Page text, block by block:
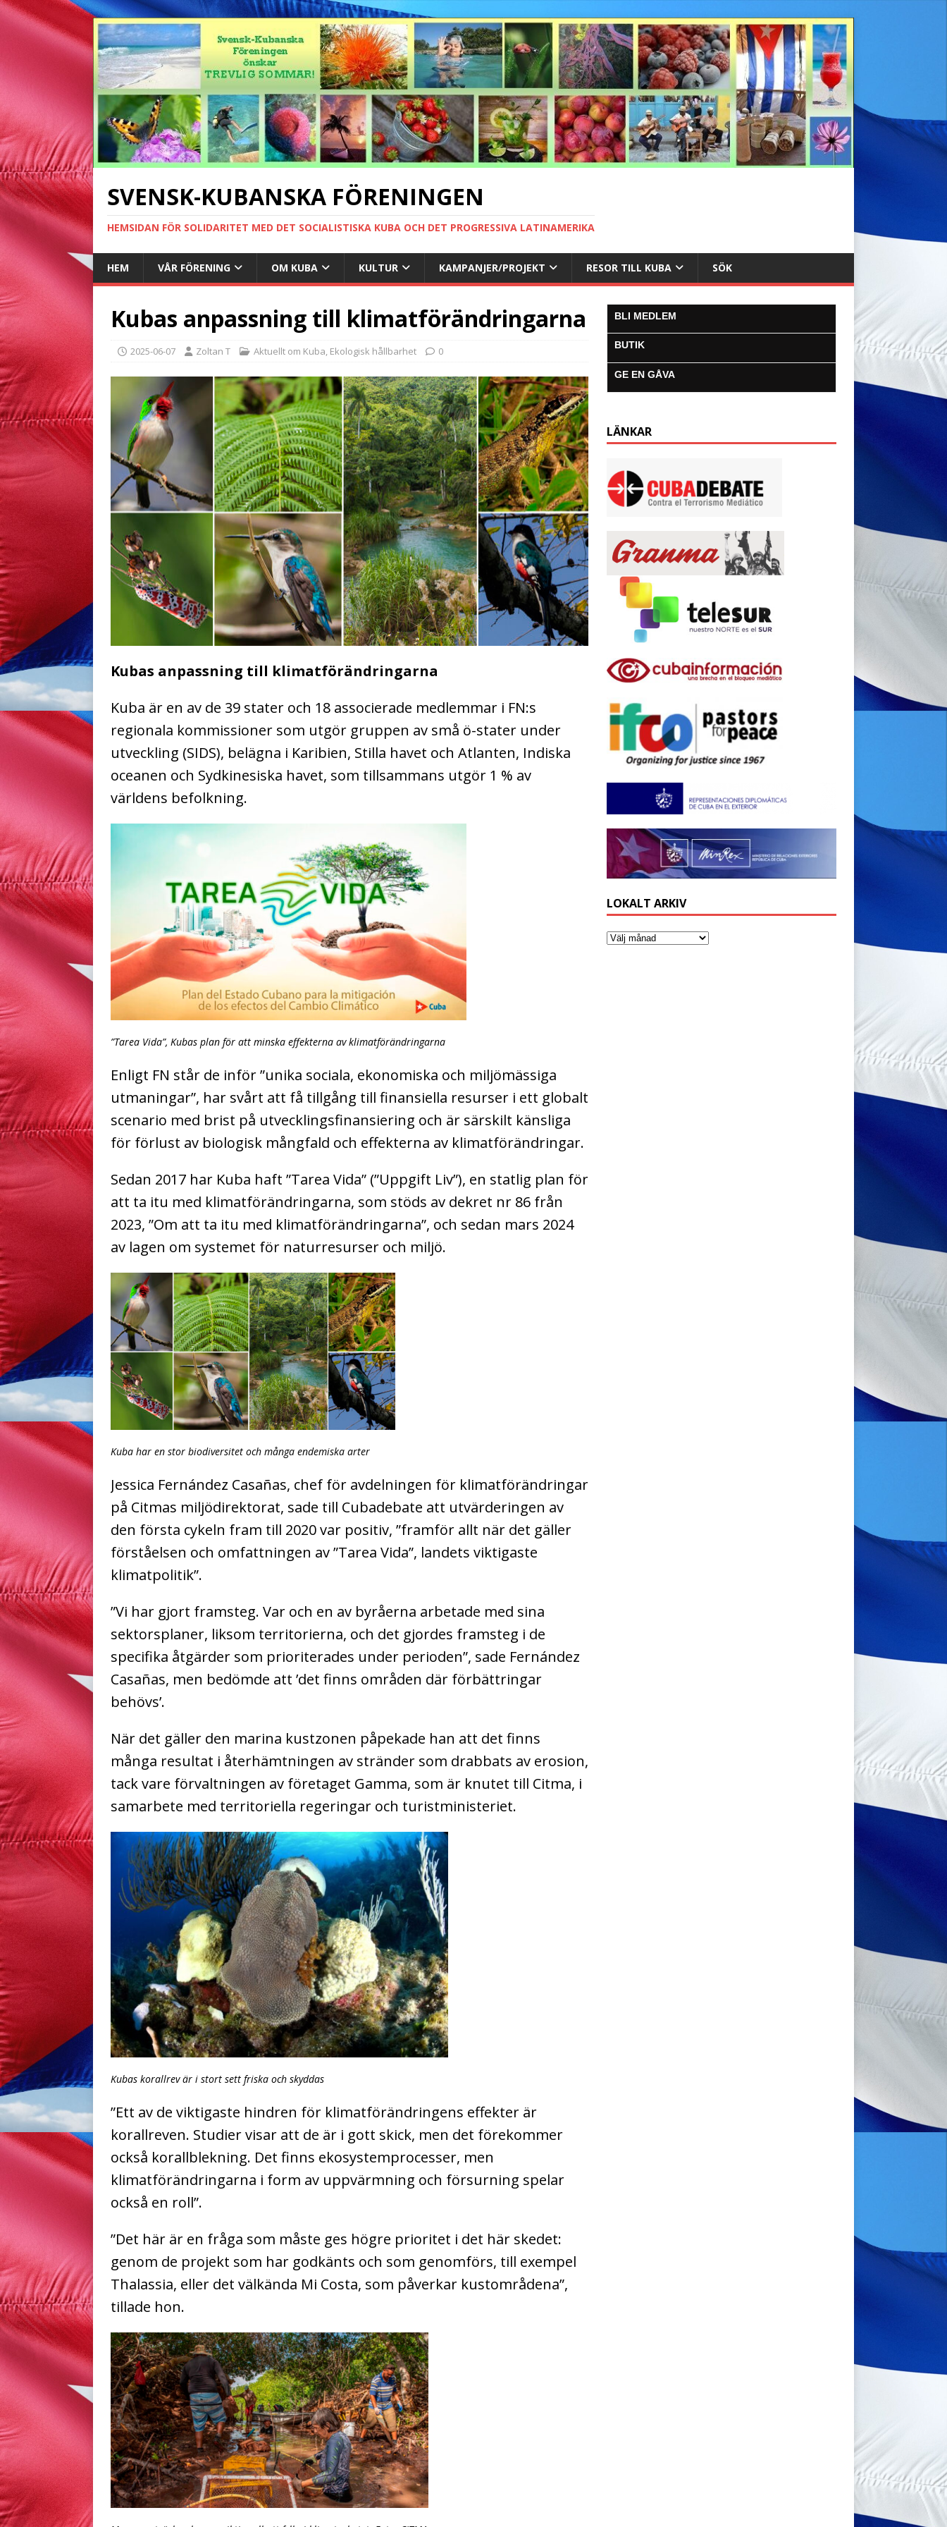
SVENSK-KUBANSKA FÖRENINGEN
HEMSIDAN FÖR SOLIDARITET MED DET SOCIALISTISKA KUBA OCH DET PROGRESSIVA LATINAMERIKA
HEM VÅR FÖRENING OM KUBA KULTUR KAMPANJER/PROJEKT RESOR TILL KUBA SÖK
Kubas anpassning till klimatförändringarna
2025-06-07 Zoltan T Aktuellt om Kuba, Ekologisk hållbarhet 0
Kubas anpassning till klimatförändringarna
Kuba är en av de 39 stater och 18 associerade medlemmar i FN:s
regionala kommissioner som utgör gruppen av små ö-stater under
utveckling (SIDS), belägna i Karibien, Stilla havet och Atlanten, Indiska
oceanen och Sydkinesiska havet, som tillsammans utgör 1 % av
världens befolkning.
”Tarea Vida”, Kubas plan för att minska effekterna av klimatförändringarna
Enligt FN står de inför ”unika sociala, ekonomiska och miljömässiga
utmaningar”, har svårt att få tillgång till finansiella resurser i ett globalt
scenario med brist på utvecklingsfinansiering och är särskilt känsliga
för förlust av biologisk mångfald och effekterna av klimatförändringar.
Sedan 2017 har Kuba haft ”Tarea Vida” (”Uppgift Liv”), en statlig plan för
att ta itu med klimatförändringarna, som stöds av dekret nr 86 från
2023, ”Om att ta itu med klimatförändringarna”, och sedan mars 2024
av lagen om systemet för naturresurser och miljö.
Kuba har en stor biodiversitet och många endemiska arter
Jessica Fernández Casañas, chef för avdelningen för klimatförändringar
på Citmas miljödirektorat, sade till Cubadebate att utvärderingen av
den första cykeln fram till 2020 var positiv, ”framför allt när det gäller
förståelsen och omfattningen av ”Tarea Vida”, landets viktigaste
klimatpolitik”.
”Vi har gjort framsteg. Var och en av byråerna arbetade med sina
sektorsplaner, liksom territorierna, och det gjordes framsteg i de
specifika åtgärder som prioriterades under perioden”, sade Fernández
Casañas, men bedömde att ’det finns områden där förbättringar
behövs’.
När det gäller den marina kustzonen påpekade han att det finns
många resultat i återhämtningen av stränder som drabbats av erosion,
tack vare förvaltningen av företaget Gamma, som är knutet till Citma, i
samarbete med territoriella regeringar och turistministeriet.
Kubas korallrev är i stort sett friska och skyddas
”Ett av de viktigaste hindren för klimatförändringens effekter är
korallreven. Studier visar att de är i gott skick, men det förekommer
också korallblekning. Det finns ekosystemprocesser, men
klimatförändringarna i form av uppvärmning och försurning spelar
också en roll”.
”Det här är en fråga som måste ges högre prioritet i det här skedet:
genom de projekt som har godkänts och som genomförs, till exempel
Thalassia, eller det välkända Mi Costa, som påverkar kustområdena”,
tillade hon.
BLI MEDLEM
BUTIK
GE EN GÅVA
LÄNKAR
LOKALT ARKIV